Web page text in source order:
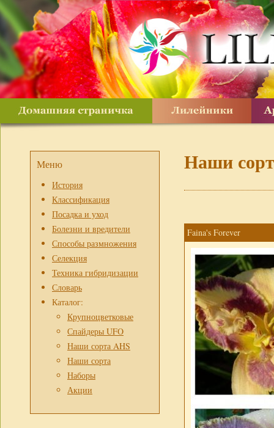
Меню
История
Классификация
Посадка и уход
Болезни и вредители
Способы размножения
Селекция
Техника гибридизации
Словарь
Каталог:
Крупноцветковые
Спайдеры UFO
Наши сорта AHS
Наши сорта
Наборы
Акции
Наши
Faina's Forever